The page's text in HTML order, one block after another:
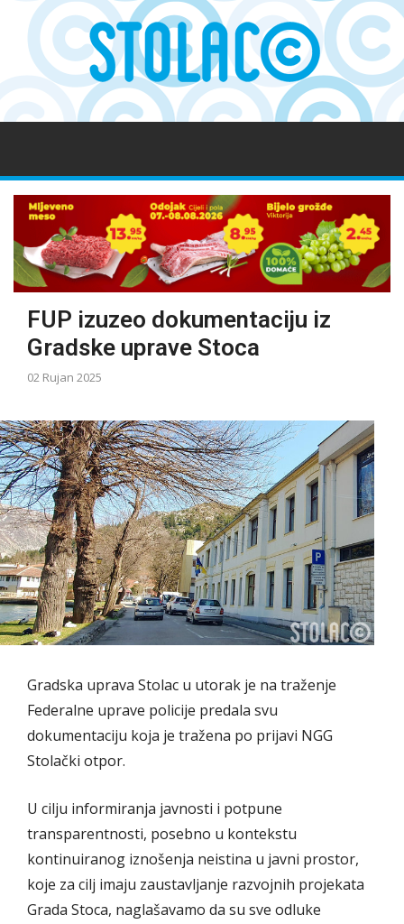
FUP izuzeo dokumentaciju iz
Gradske uprave Stoca
02 Rujan 2025
Gradska uprava Stolac u utorak je na traženje
Federalne uprave policije predala svu
dokumentaciju koja je tražena po prijavi NGG
Stolački otpor.
U cilju informiranja javnosti i potpune
transparentnosti, posebno u kontekstu
kontinuiranog iznošenja neistina u javni prostor,
koje za cilj imaju zaustavljanje razvojnih projekata
Grada Stoca, naglašavamo da su sve odluke